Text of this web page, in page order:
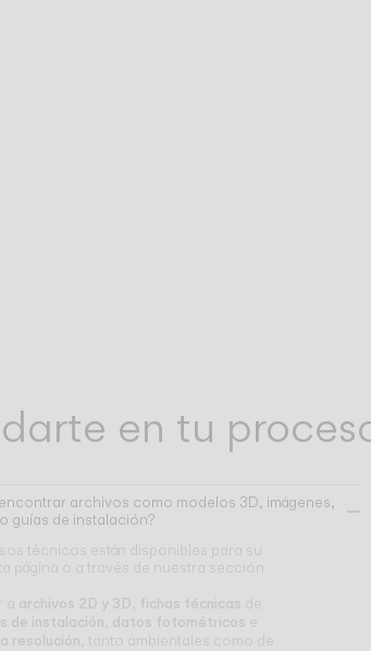
en tu
archivos como modelos 3D, imágenes,
guías de instalación?
técnicos están disponibles para su
página o a través de nuestra sección
a archivos 2D y 3D fichas técnicas de
de instalación datos fotométricos e
resolución , tanto ambientales como de